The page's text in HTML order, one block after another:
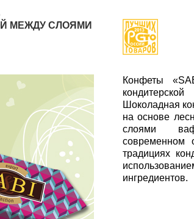
МЕЖДУ СЛОЯМИ
Конфеты
Шоколадная
на основе
слоями
современном
традициях
ингредиентов.